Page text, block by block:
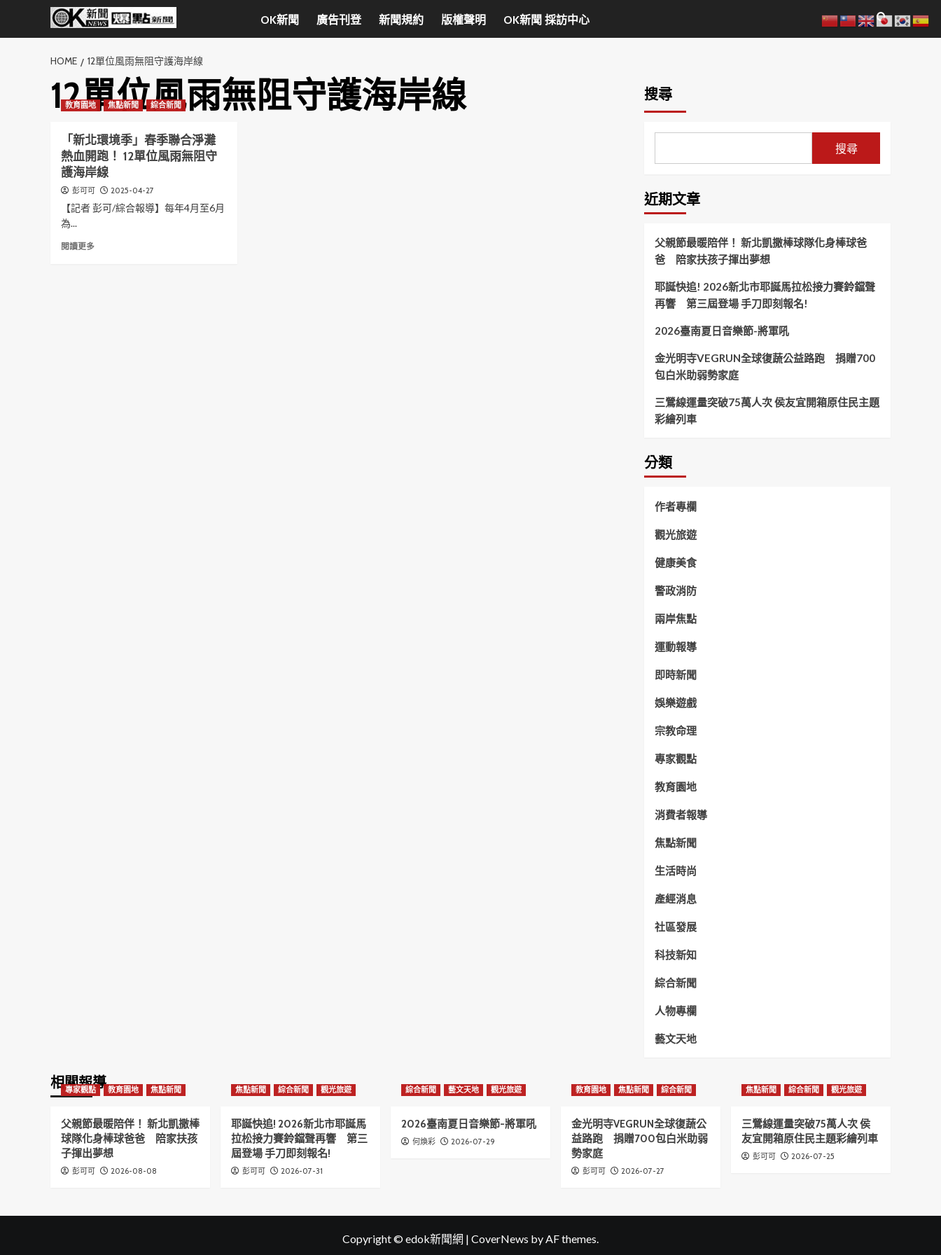
OK新聞 廣告刊登 新聞規約 版權聲明 OK新聞 採訪中心
HOME 12單位風雨無阻守護海岸線
12單位風雨無阻守護海岸線
教育園地 焦點新聞 綜合新聞
「新北環境季」春季聯合淨灘
熱血開跑！ 12單位風雨無阻守
護海岸線
彭可可 2025-04-27
【記者 彭可/綜合報導】每年4月至6月
為...
閱讀更多Read
搜尋
搜尋
近期文章
父親節最暖陪伴！ 新北凱撒棒球隊化身棒球爸
爸 陪家扶孩子揮出夢想
耶誕快追! 2026新北市耶誕馬拉松接力賽鈴鐺聲
再響 第三屆登場 手刀即刻報名!
2026臺南夏日音樂節-將軍吼
金光明寺VEGRUN全球復蔬公益路跑 捐贈700
包白米助弱勢家庭
三鶯線運量突破75萬人次 侯友宜開箱原住民主題
彩繪列車
分類
作者專欄
觀光旅遊
健康美食
警政消防
兩岸焦點
運動報導
即時新聞
娛樂遊戲
宗教命理
專家觀點
教育園地
消費者報導
焦點新聞
生活時尚
產經消息
社區發展
科技新知
綜合新聞
人物專欄
藝文天地
相關報導
專家觀點 教育園地 焦點新聞
父親節最暖陪伴！ 新北凱撒棒
球隊化身棒球爸爸 陪家扶孩
子揮出夢想
彭可可 2026-08-08
焦點新聞 綜合新聞 觀光旅遊
耶誕快追! 2026新北市耶誕馬
拉松接力賽鈴鐺聲再響 第三
屆登場 手刀即刻報名!
彭可可 2026-07-31
綜合新聞 藝文天地 觀光旅遊
2026臺南夏日音樂節-將軍吼
何煥彩 2026-07-29
教育園地 焦點新聞 綜合新聞
金光明寺VEGRUN全球復蔬公
益路跑 捐贈700包白米助弱
勢家庭
彭可可 2026-07-27
焦點新聞 綜合新聞 觀光旅遊
三鶯線運量突破75萬人次 侯
友宜開箱原住民主題彩繪列車
彭可可 2026-07-25
Copyright © edok新聞網 | CoverNews by AF themes.